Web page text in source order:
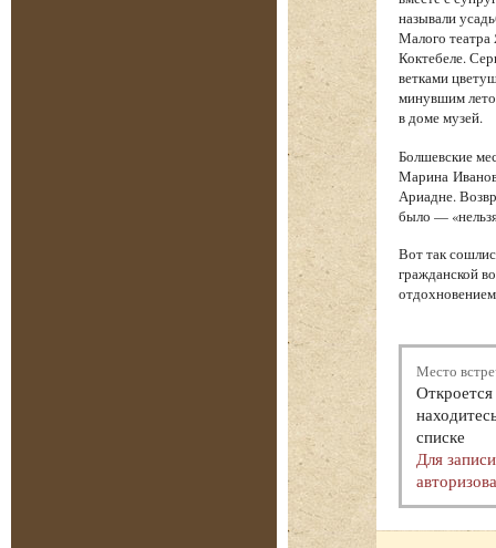
называли
Малого
Коктебеле.
ветками
минувшим
в доме музей.
Болшевские
Марина
Ариадне.
было —
Вот так
гражданской
Место
списке
Для